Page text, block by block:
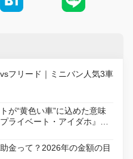
フリード｜ミニバン人気3車
が“黄色い車”に込めた意味
ライベート・アイダホ』が
ー版で復活
金って？2026年の金額の目